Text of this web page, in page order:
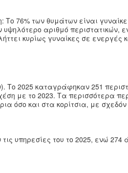
76% των θυμάτων είναι
αριθμό περιστατικών,
κυρίως γυναίκες σε ενεργές
Το 2025 καταγράφηκαν 251
με το 2023. Τα περισσότερα
όσο και στα κορίτσια, με
υπηρεσίες του το 2025, ενώ 274